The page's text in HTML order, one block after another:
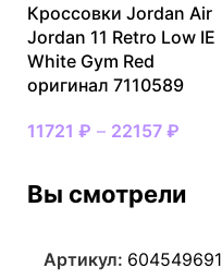
Кроссовки Jordan Air
Jordan 11 Retro Low IE
White Gym Red
оригинал 7110589
11721 ₽ – 22157 ₽
Вы смотрели
Артикул: 604549691